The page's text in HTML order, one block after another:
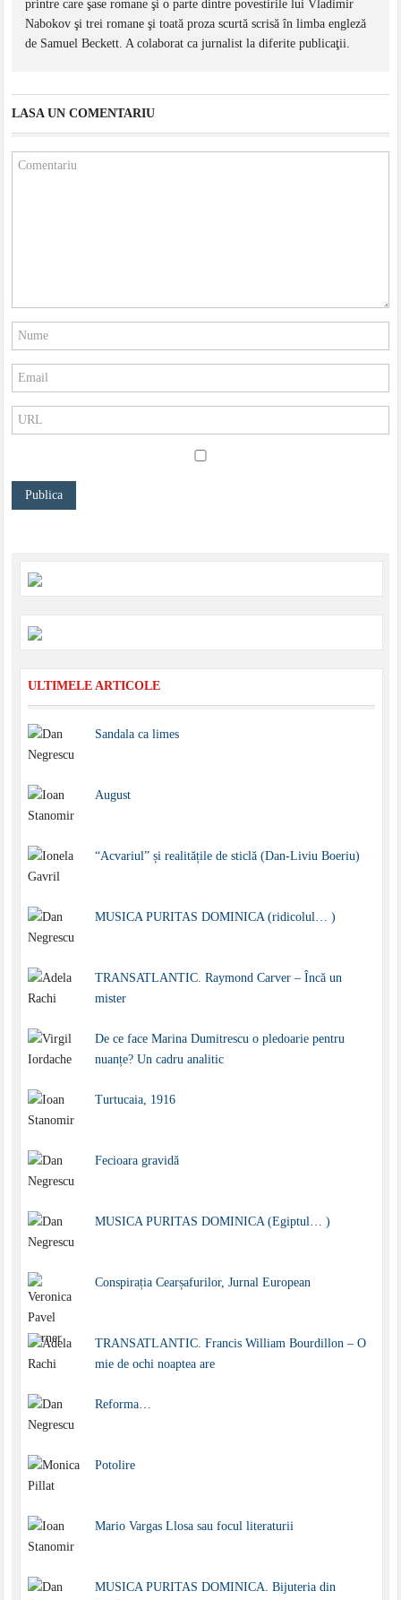
printre care şase romane şi o parte dintre povestirile lui Vladimir
Nabokov şi trei romane şi toată proza scurtă scrisă în limba engleză
de Samuel Beckett. A colaborat ca jurnalist la diferite publicaţii.
LASA UN COMENTARIU
ULTIMELE ARTICOLE
Sandala ca limes
August
“Acvariul” și realitățile de sticlă (Dan-Liviu Boeriu)
MUSICA PURITAS DOMINICA (ridicolul… )
TRANSATLANTIC. Raymond Carver – Încă un
mister
De ce face Marina Dumitrescu o pledoarie pentru
nuanțe? Un cadru analitic
Turtucaia, 1916
Fecioara gravidă
MUSICA PURITAS DOMINICA (Egiptul… )
Conspirația Cearșafurilor, Jurnal European
TRANSATLANTIC. Francis William Bourdillon – O
mie de ochi noaptea are
Reforma…
Potolire
Mario Vargas Llosa sau focul literaturii
MUSICA PURITAS DOMINICA. Bijuteria din